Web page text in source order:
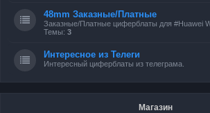
48mm Заказные/Платные
Заказные/Платные циферблаты для #Huawei
Темы: 3
Интересное из Телеги
Интересный циферблаты из телеграма.
Магазин